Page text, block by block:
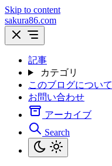
Skip to content
sakura86.com
記事
カテゴリ
このブログについて
お問い合わせ
アーカイブ
Search